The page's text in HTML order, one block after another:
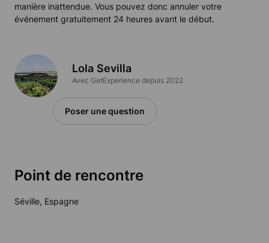
manière inattendue. Vous pouvez donc annuler votre
événement gratuitement 24 heures avant le début.
Lola Sevilla
Avec GetExperience depuis 2022
Poser une question
Point de rencontre
Séville, Espagne